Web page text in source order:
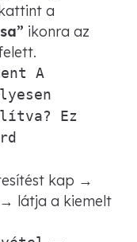
a
ikonra az
A
Ez
kap →
látja a kiemelt